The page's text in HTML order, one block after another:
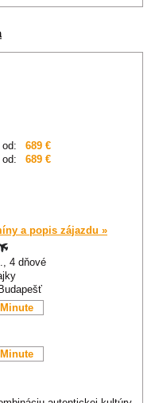
689 €
689 €
a popis zájazdu »
4 dňové